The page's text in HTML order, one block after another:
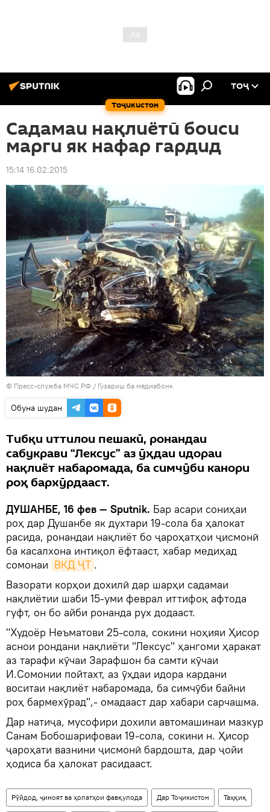
Тоҷикистон
ТОҶ
Садамаи нақлиётӣ боиси
марги як нафар гардид
15:14 16.02.2015
© Пресс-служба МЧС РФ / Гузариш ба медиабонк
Обуна шудан
Тибқи иттилои пешакӣ, ронандаи
сабукрави “Лексус” аз ӯҳдаи идораи
нақлиёт набаромада, ба симчӯби канори
роҳ бархӯрдааст.
ДУШАНБЕ, 16 фев — Sputnik. Бар асари сониҳаи
роҳ дар Душанбе як духтари 19-сола ба ҳалокат
расида, ронандаи нақлиёт бо ҷароҳатҳои ҷисмонӣ
ба касалхона интиқол ёфтааст, хабар медиҳад
сомонаи ВКД ҶТ .
Вазорати корҳои дохилӣ дар шарҳи садамаи
нақлиётии шаби 15-уми феврал иттифоқ афтода
гуфт, он бо айби ронанда рух додааст.
"Худоёр Неъматови 25-сола, сокини ноҳияи Ҳисор
аснои рондани нақлиёти "Лексус" ҳангоми ҳаракат
аз тарафи кӯчаи Зарафшон ба самти кӯчаи
И.Сомонии пойтахт, аз ӯҳдаи идора кардани
воситаи нақлиёт набаромада, ба симчӯби байни
роҳ бармехӯрад",- омадааст дар хабари сарчашма.
Дар натиҷа, мусофири дохили автомашинаи мазкур
Санам Бобошарифоваи 19-сола, сокини н. Ҳисор
ҷароҳати вазнини ҷисмонӣ бардошта, дар ҷойи
ҳодиса ба ҳалокат расидааст.
Рӯйдод, ҷиноят ва ҳолатҳои фавқулода Дар Тоҷикистон Таҳқиқ